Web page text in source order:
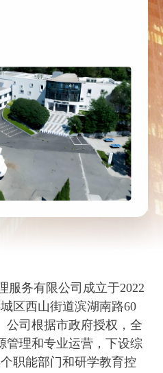
服务有限公司成立于2022
区西山街道滨湖南路60
公司根据市政府授权，全
管理和专业运营，下设综
职能部门和研学教育控